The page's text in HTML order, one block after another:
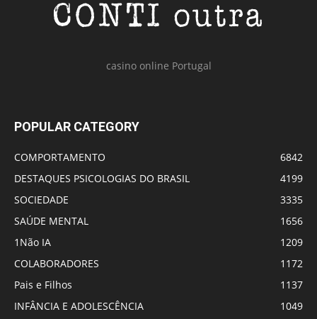
casino online Portugal
POPULAR CATEGORY
COMPORTAMENTO
6842
DESTAQUES PSICOLOGIAS DO BRASIL
4199
SOCIEDADE
3335
SAÚDE MENTAL
1656
1Não IA
1209
COLABORADORES
1172
Pais e Filhos
1137
INFÂNCIA E ADOLESCÊNCIA
1049